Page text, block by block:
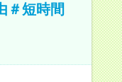
＃短時間